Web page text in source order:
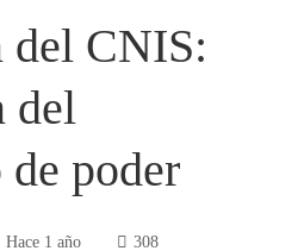
del CNIS:
del
poder
Hace 1 año 308